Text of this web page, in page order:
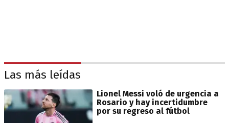
Las más leídas
Lionel Messi voló de urgencia a
Rosario y hay incertidumbre
por su regreso al fútbol